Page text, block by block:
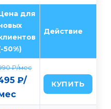
для
50%)
Действие
₽/мес
₽/
КУПИТЬ